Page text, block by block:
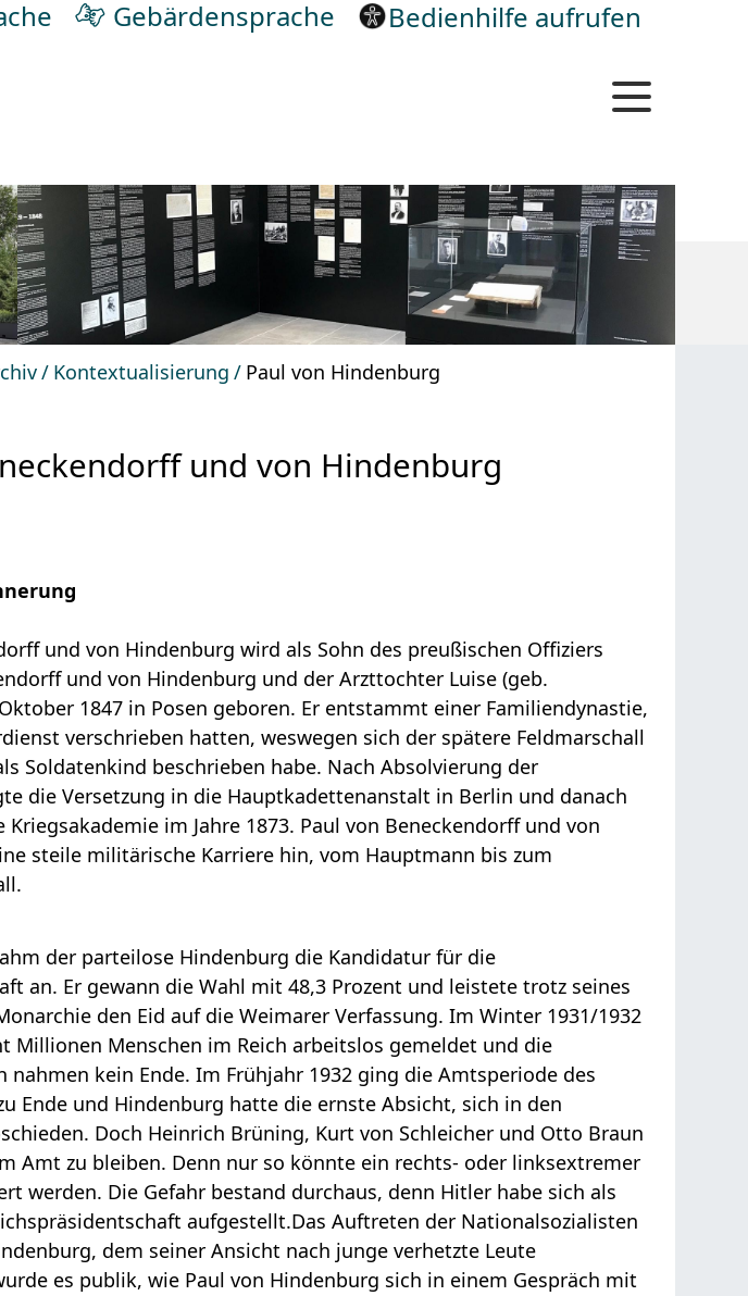
Gebärdensprache Bedienhilfe aufrufen
Kontextualisierung Paul von Hindenburg
und von Hindenburg
und von Hindenburg wird als Sohn des preußischen Offiziers
und von Hindenburg und der Arzttochter Luise (geb.
1847 in Posen geboren. Er entstammt einer Familiendynastie,
verschrieben hatten, weswegen sich der spätere Feldmarschall
Soldatenkind beschrieben habe. Nach Absolvierung der
die Versetzung in die Hauptkadettenanstalt in Berlin und danach
im Jahre 1873. Paul von Beneckendorff und von
steile militärische Karriere hin, vom Hauptmann bis zum
der parteilose Hindenburg die Kandidatur für die
an. Er gewann die Wahl mit 48,3 Prozent und leistete trotz seines
den Eid auf die Weimarer Verfassung. Im Winter 1931/1932
Millionen Menschen im Reich arbeitslos gemeldet und die
nahmen kein Ende. Im Frühjahr 1932 ging die Amtsperiode des
Ende und Hindenburg hatte die ernste Absicht, sich in den
Doch Heinrich Brüning, Kurt von Schleicher und Otto Braun
Amt zu bleiben. Denn nur so könnte ein rechts- oder linksextremer
werden. Die Gefahr bestand durchaus, denn Hitler habe sich als
aufgestellt.Das Auftreten der Nationalsozialisten
dem seiner Ansicht nach junge verhetzte Leute
es publik, wie Paul von Hindenburg sich in einem Gespräch mit